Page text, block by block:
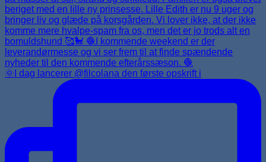
🌞I dag lancerer @filcolana den første opskrift i